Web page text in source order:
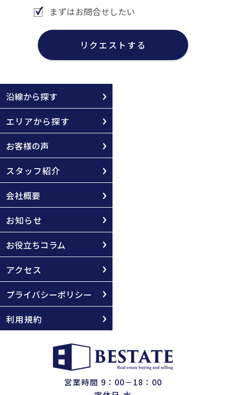
まずはお問合せしたい
リクエストする
沿線から探す
エリアから探す
お客様の声
スタッフ紹介
会社概要
お知らせ
お役立ちコラム
アクセス
プライバシーポリシー
利用規約
営業時間 9：00－18：00